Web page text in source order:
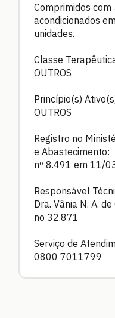
Comprimidos
acondicionados
unidades.
Classe
OUTROS
Princípio(s)
OUTROS
Registro no
e Abastecimento:
nº 8.491 em 11/
Responsável
Dra. Vânia N. A.
no 32.871
Serviço de
0800 7011799